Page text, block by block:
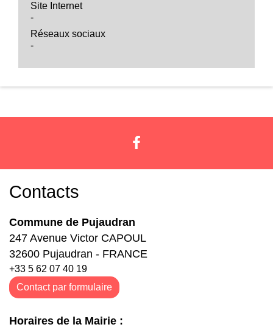
Site Internet
-
Réseaux sociaux
-
Contacts
Commune de Pujaudran
247 Avenue Victor CAPOUL
32600 Pujaudran - FRANCE
+33 5 62 07 40 19
Contact par formulaire
Horaires de la Mairie :